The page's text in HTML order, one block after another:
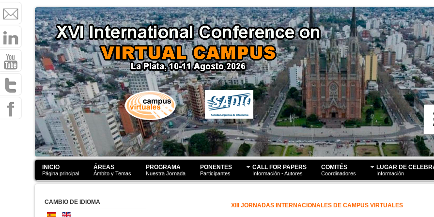
INICIO
Página principal
ÁREAS
Ámbito y Temas
PROGRAMA
Nuestra Jornada
PONENTES
Participantes
CALL FOR PAPERS
Información - Autores
COMITÉS
Coordinadores
LUGAR DE
Información
XIII JORNADAS INTERNACIONALES DE CAMPUS VIRTUALES
CAMBIO DE IDIOMA